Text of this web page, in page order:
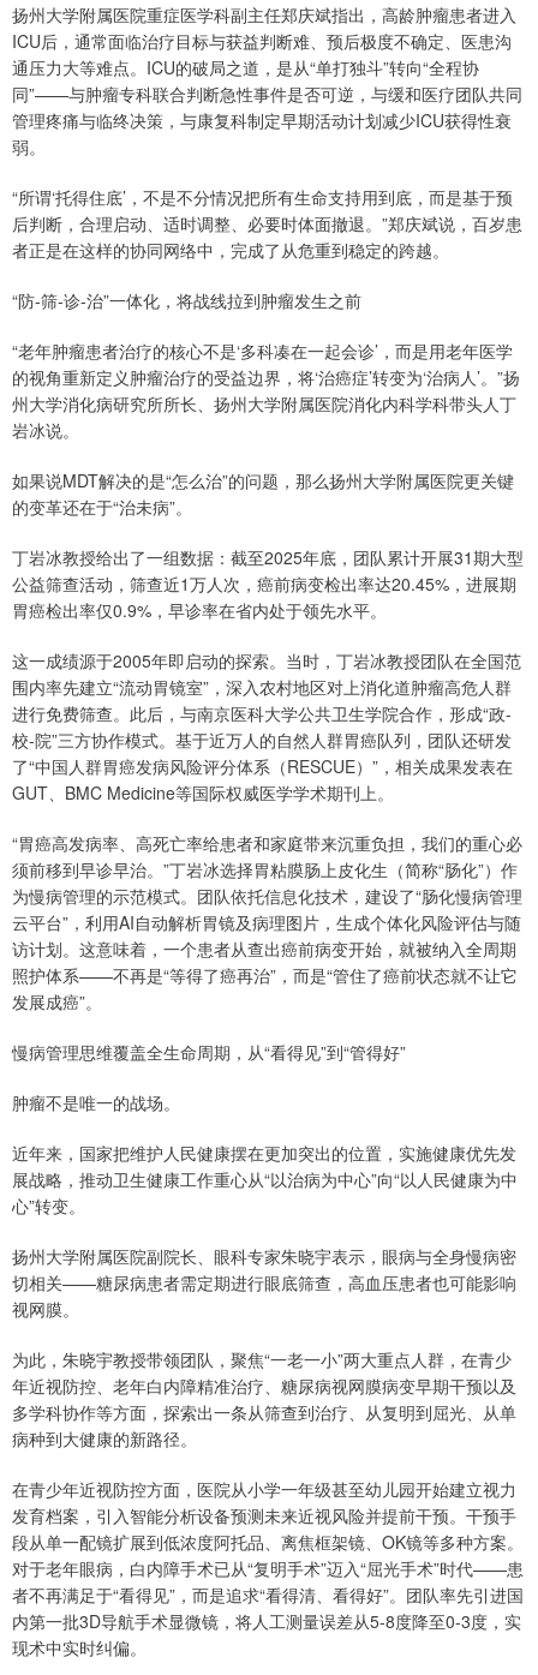
扬州大学附属医院重症医学科副主任郑庆斌指出，高龄肿瘤患者进入
ICU后，通常面临治疗目标与获益判断难、预后极度不确定、医患沟
通压力大等难点。ICU的破局之道，是从“单打独斗”转向“全程协
同”——与肿瘤专科联合判断急性事件是否可逆，与缓和医疗团队共同
管理疼痛与临终决策，与康复科制定早期活动计划减少ICU获得性衰
弱。
“所谓‘托得住底’，不是不分情况把所有生命支持用到底，而是基于预
后判断，合理启动、适时调整、必要时体面撤退。”郑庆斌说，百岁患
者正是在这样的协同网络中，完成了从危重到稳定的跨越。
“防-筛-诊-治”一体化，将战线拉到肿瘤发生之前
“老年肿瘤患者治疗的核心不是‘多科凑在一起会诊’，而是用老年医学
的视角重新定义肿瘤治疗的受益边界，将‘治癌症’转变为‘治病人’。”扬
州大学消化病研究所所长、扬州大学附属医院消化内科学科带头人丁
岩冰说。
如果说MDT解决的是“怎么治”的问题，那么扬州大学附属医院更关键
的变革还在于“治未病”。
丁岩冰教授给出了一组数据：截至2025年底，团队累计开展31期大型
公益筛查活动，筛查近1万人次，癌前病变检出率达20.45%，进展期
胃癌检出率仅0.9%，早诊率在省内处于领先水平。
这一成绩源于2005年即启动的探索。当时，丁岩冰教授团队在全国范
围内率先建立“流动胃镜室”，深入农村地区对上消化道肿瘤高危人群
进行免费筛查。此后，与南京医科大学公共卫生学院合作，形成“政-
校-院”三方协作模式。基于近万人的自然人群胃癌队列，团队还研发
了“中国人群胃癌发病风险评分体系（RESCUE）”，相关成果发表在
GUT、BMC Medicine等国际权威医学学术期刊上。
“胃癌高发病率、高死亡率给患者和家庭带来沉重负担，我们的重心必
须前移到早诊早治。”丁岩冰选择胃粘膜肠上皮化生（简称“肠化”）作
为慢病管理的示范模式。团队依托信息化技术，建设了“肠化慢病管理
云平台”，利用AI自动解析胃镜及病理图片，生成个体化风险评估与随
访计划。这意味着，一个患者从查出癌前病变开始，就被纳入全周期
照护体系——不再是“等得了癌再治”，而是“管住了癌前状态就不让它
发展成癌”。
慢病管理思维覆盖全生命周期，从“看得见”到“管得好”
肿瘤不是唯一的战场。
近年来，国家把维护人民健康摆在更加突出的位置，实施健康优先发
展战略，推动卫生健康工作重心从“以治病为中心”向“以人民健康为中
心”转变。
扬州大学附属医院副院长、眼科专家朱晓宇表示，眼病与全身慢病密
切相关——糖尿病患者需定期进行眼底筛查，高血压患者也可能影响
视网膜。
为此，朱晓宇教授带领团队，聚焦“一老一小”两大重点人群，在青少
年近视防控、老年白内障精准治疗、糖尿病视网膜病变早期干预以及
多学科协作等方面，探索出一条从筛查到治疗、从复明到屈光、从单
病种到大健康的新路径。
在青少年近视防控方面，医院从小学一年级甚至幼儿园开始建立视力
发育档案，引入智能分析设备预测未来近视风险并提前干预。干预手
段从单一配镜扩展到低浓度阿托品、离焦框架镜、OK镜等多种方案。
对于老年眼病，白内障手术已从“复明手术”迈入“屈光手术”时代——患
者不再满足于“看得见”，而是追求“看得清、看得好”。团队率先引进国
内第一批3D导航手术显微镜，将人工测量误差从5-8度降至0-3度，实
现术中实时纠偏。